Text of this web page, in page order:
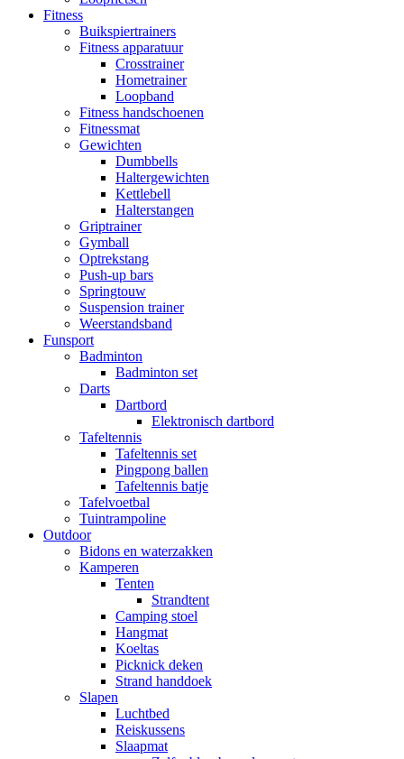
Fitness
Buikspiertrainers
Fitness apparatuur
Crosstrainer
Hometrainer
Loopband
Fitness handschoenen
Fitnessmat
Gewichten
Dumbbells
Haltergewichten
Kettlebell
Halterstangen
Griptrainer
Gymball
Optrekstang
Push-up bars
Springtouw
Suspension trainer
Weerstandsband
Funsport
Badminton
Badminton set
Darts
Dartbord
Elektronisch dartbord
Tafeltennis
Tafeltennis set
Pingpong ballen
Tafeltennis batje
Tafelvoetbal
Tuintrampoline
Outdoor
Bidons en waterzakken
Kamperen
Tenten
Strandtent
Camping stoel
Hangmat
Koeltas
Picknick deken
Strand handdoek
Slapen
Luchtbed
Reiskussens
Slaapmat